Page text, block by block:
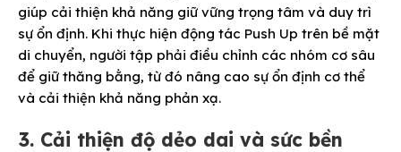
giúp cải thiện khả năng giữ vững trọng tâm và duy trì
sự ổn định. Khi thực hiện động tác Push Up trên bề mặt
di chuyển, người tập phải điều chỉnh các nhóm cơ sâu
để giữ thăng bằng, từ đó nâng cao sự ổn định cơ thể
và cải thiện khả năng phản xạ.
3. Cải thiện độ dẻo dai và sức bền